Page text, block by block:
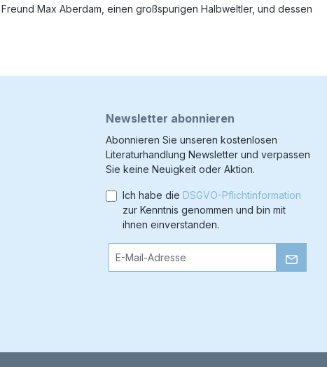
Max Aberdam, einen großspurigen Halbweltler, und dessen
Newsletter abonnieren
Abonnieren Sie unseren kostenlosen
Literaturhandlung Newsletter und verpassen
Sie keine Neuigkeit oder Aktion.
Ich habe die DSGVO-Pflichtinformation
zur Kenntnis genommen und bin mit
ihnen einverstanden.